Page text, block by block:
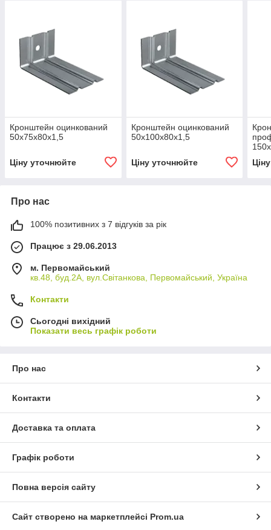
Кронштейн оцинкований
50х75х80х1,5
Ціну уточнюйте
Кронштейн оцинкований
50х100х80х1,5
Ціну уточнюйте
Про нас
100% позитивних з 7 відгуків за рік
Працює з 29.06.2013
м. Первомайський
кв.48, буд.2А, вул.Світанкова, Первомайський, Україна
Контакти
Сьогодні вихідний
Показати весь графік роботи
Про нас
Контакти
Доставка та оплата
Графік роботи
Повна версія сайту
Сайт створено на маркетплейсі Prom.ua